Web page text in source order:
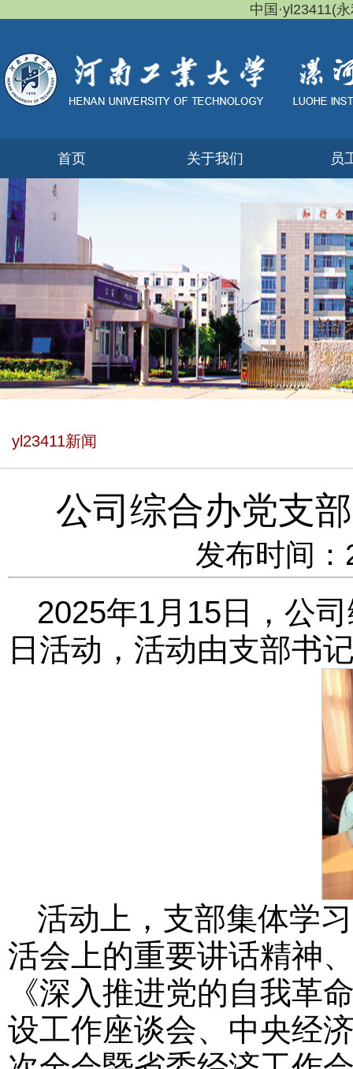
中国·yl23411(
首页 关于我们 员
yl23411新闻
公司综合办党支
发布时间
2025年1月15日，公
日活动，活动由支部书
活动上，支部集体学
活会上的重要讲话精神
《深入推进党的自我革
设工作座谈会、中央经